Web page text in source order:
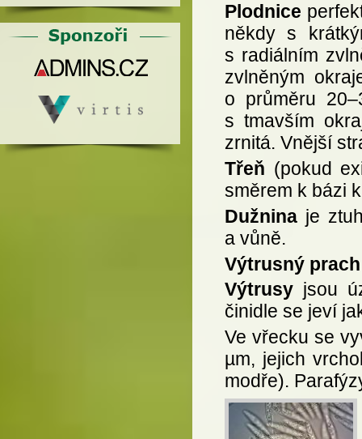
Plodnice
někdy s
s radiálním
zvlněným
o průměru
s tmavším
zrnitá. Vnější
Třeň (pokud
směrem k bázi
Dužnina je
a vůně.
Výtrusný prach
Výtrusy jsou
činidle se jeví
Ve vřecku se
µm, jejich
modře).